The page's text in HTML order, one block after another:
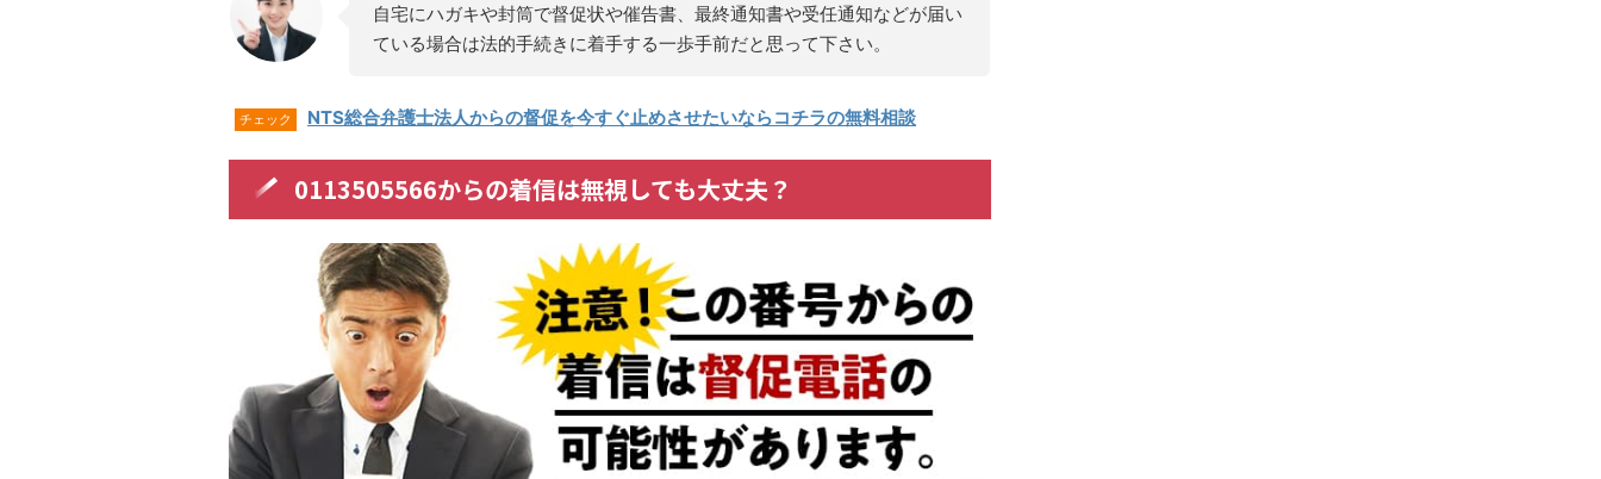
自宅にハガキや封筒で督促状や催告書、最終通知書や受任通知などが届い
ている場合は法的手続きに着手する一歩手前だと思って下さい。
チェック NTS総合弁護士法人からの督促を今すぐ止めさせたいならコチラの無料相談
0113505566からの着信は無視しても大丈夫？